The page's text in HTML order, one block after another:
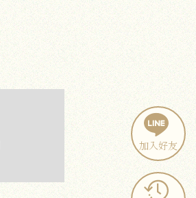
加入好友